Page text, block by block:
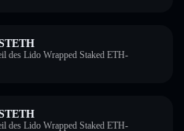
des Lido Wrapped Staked ETH-
des Lido Wrapped Staked ETH-